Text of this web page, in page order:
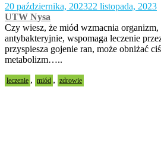
20 października, 202322 listopada, 2023
UTW Nysa
Czy wiesz, że miód wzmacnia organizm,
antybakteryjnie, wspomaga leczenie
przyspiesza gojenie ran, może obniżać
metabolizm…..
leczenie , miód , zdrowie